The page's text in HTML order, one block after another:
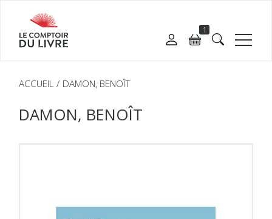
1
ACCUEIL DAMON, BENOÎT
DAMON, BENOÎT